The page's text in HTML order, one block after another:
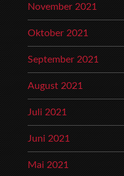
November 2021
Oktober 2021
September 2021
August 2021
Juli 2021
Juni 2021
Mai 2021